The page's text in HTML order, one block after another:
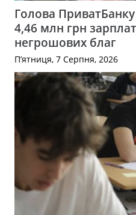
Голова
4,46 млн грн
негрошових благ
П’ятниця, 7 Серпня, 2026